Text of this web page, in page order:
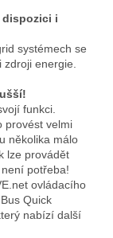
dispozici i
systémech se
zdroji energie.
funkci.
provést velmi
několika málo
lze provádět
potřeba!
ovládacího
Quick
nabízí další